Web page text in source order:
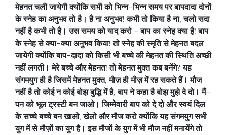
मेहनत चली जायेगी क्योंकि सभी को भिन्न–भिन्न समय पर बापदादा दोनों
के स्नेह का अनुभव तो है। है ना अनुभव!कभी तो किया है ना,चलो सदा
नहीं है कभी तो है। उस समय को याद करो–बाप का स्नेह क्या है!बाप
के स्नेह से क्या–क्या अनुभव किया!तो स्नेह की स्मृति से मेहनत बदल
जायेगी क्योंकि बाप–दादा को किसी भी बच्चे की मेहनत की स्थिति अच्छी
नहीं लगती। मेरे बच्चे और मेहनत!तो मेहनत मुक्त कब बनेंगे?यह
संगमयुग ही है जिसमें मेहनत मुक्त,मौज़ ही मौज़ में रह सकते हैं। मौज
नहीं है तो कोई न कोई बोझ बुद्धि में है,बाप ने कहा है बोझ मुझे दे दो। मैं–
पन को भूल ट्रस्टी बन जाओ। जिम्मेवारी बाप को दे दो और स्वयं दिल
के सच्चे बच्चे बन खाओ,खेलो और मौज करो क्योंकि यह संगमयुग सभी
युग में से मौज़ों का युग है। इस मौजों के युग में भी मौज नहीं मनायेंगे तो